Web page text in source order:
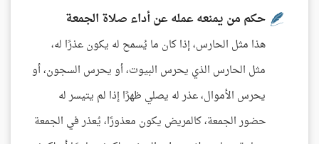
حكم من يمنعه عمله عن أداء صلاة الجمعة
هذا مثل الحارس، إذا كان ما يُسمح له يكون عذرًا له،
مثل الحارس الذي يحرس البيوت، أو يحرس السجون، أو
يحرس الأموال، عذر له يصلي ظهرًا إذا لم يتيسر له
حضور الجمعة، كالمريض يكون معذورًا، يُعذر في الجمعة